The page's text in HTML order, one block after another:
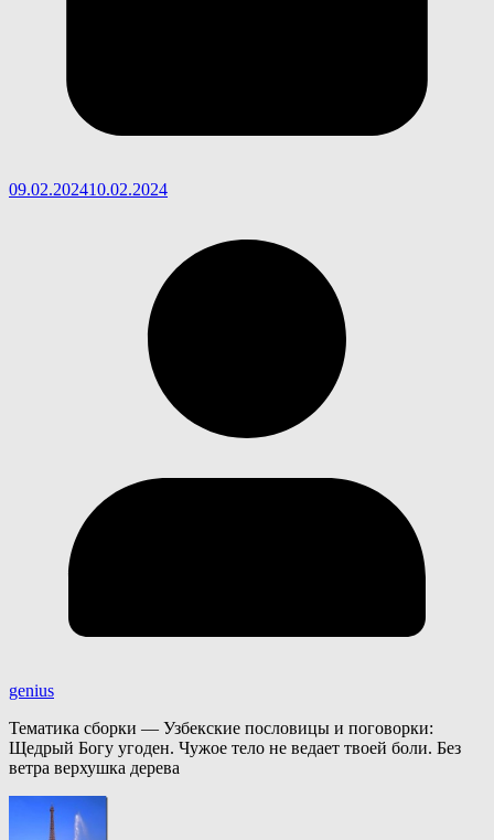
09.02.202410.02.2024
genius
Тематика сборки — Узбекские пословицы и поговорки:
Щедрый Богу угоден. Чужое тело не ведает твоей боли. Без
ветра верхушка дерева